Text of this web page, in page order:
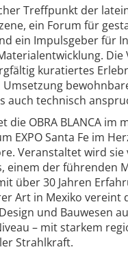
Treffpunkt der
ein Forum für
ein Impulsgeber für
kuratiertes
Umsetzung
auch technisch
die OBRA BLANCA im
EXPO Santa Fe im
Veranstaltet wird sie
einem der führenden
über 30 Jahren
Art in Mexiko vereint
und Bauwesen
– mit starkem
Strahlkraft.